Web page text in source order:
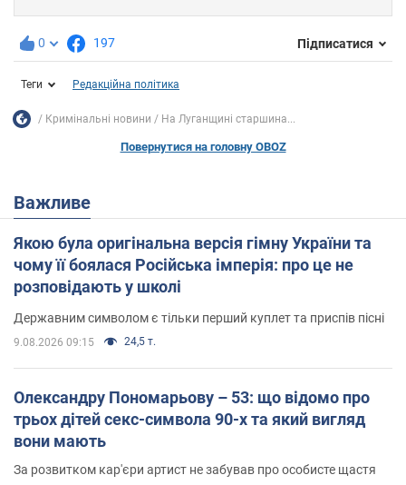
0 197 Підписатися
Теги Редакційна політика
Кримінальні новини На Луганщині старшина...
Повернутися на головну OBOZ
Важливе
Якою була оригінальна версія гімну України та
чому її боялася Російська імперія: про це не
розповідають у школі
Державним символом є тільки перший куплет та приспів пісні
9.08.2026 09:15 24,5 т.
Олександру Пономарьову – 53: що відомо про
трьох дітей секс-символа 90-х та який вигляд
вони мають
За розвитком кар'єри артист не забував про особисте щастя